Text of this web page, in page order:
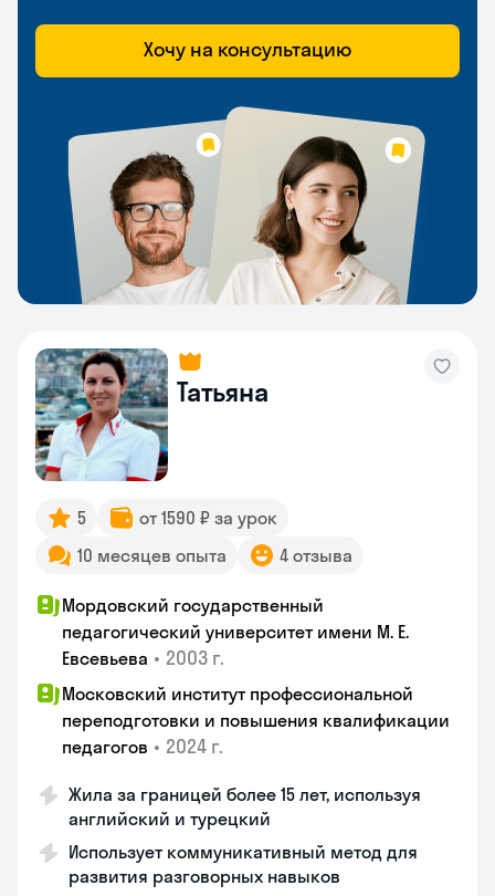
Хочу на консультацию
Татьяна
5
от 1590 ₽ за урок
10 месяцев опыта
4 отзыва
Мордовский государственный
педагогический университет имени М. Е.
Евсевьева • 2003 г.
Московский институт профессиональной
переподготовки и повышения квалификации
педагогов • 2024 г.
Жила за границей более 15 лет, используя
английский и турецкий
Использует коммуникативный метод для
развития разговорных навыков